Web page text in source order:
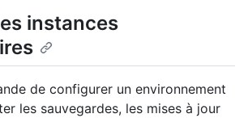
instances
de configurer un environnement
les sauvegardes, les mises à jour